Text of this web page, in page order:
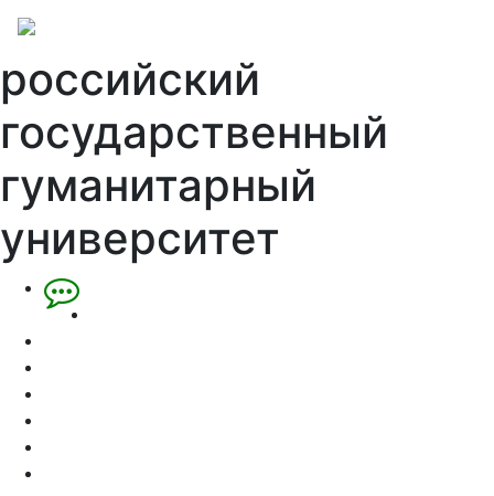
российский
государственный
гуманитарный
университет